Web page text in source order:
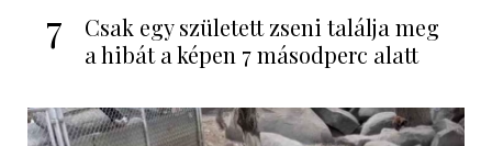
7
Csak egy született zseni találja meg
a hibát a képen 7 másodperc alatt